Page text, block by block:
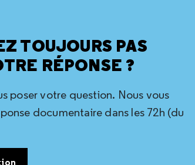
TOUJOURS PAS
RÉPONSE ?
poser votre question. Nous vous
documentaire dans les 72h (du